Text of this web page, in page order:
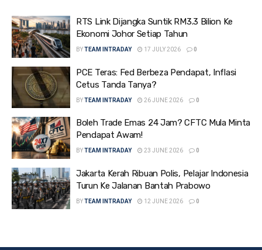
RTS Link Dijangka Suntik RM3.3 Bilion Ke
Ekonomi Johor Setiap Tahun
BYTEAM INTRADAY 17 JULY 2026 0
PCE Teras: Fed Berbeza Pendapat, Inflasi
Cetus Tanda Tanya?
BYTEAM INTRADAY 26 JUNE 2026 0
Boleh Trade Emas 24 Jam? CFTC Mula Minta
Pendapat Awam!
BYTEAM INTRADAY 23 JUNE 2026 0
Jakarta Kerah Ribuan Polis, Pelajar Indonesia
Turun Ke Jalanan Bantah Prabowo
BYTEAM INTRADAY 12 JUNE 2026 0